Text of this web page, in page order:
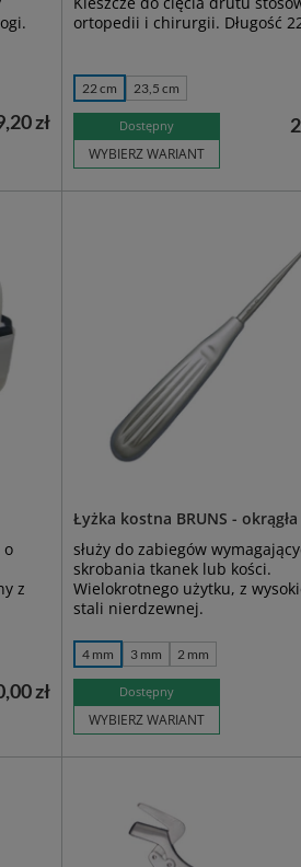
zł
ortopedii i chirurgii. Długość
22 cm 23,5 cm
Dostępny
WYBIERZ WARIANT
o
z
zł
Łyżka kostna BRUNS - okrągła
służy do zabiegów
skrobania tkanek lub kości.
Wielokrotnego użytku, z
stali nierdzewnej.
4 mm 3 mm 2 mm
Dostępny
WYBIERZ WARIANT